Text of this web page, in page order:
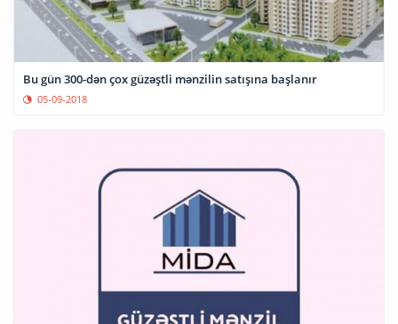
Bu gün 300-dən çox güzəştli mənzilin satışına başlanır
05-09-2018